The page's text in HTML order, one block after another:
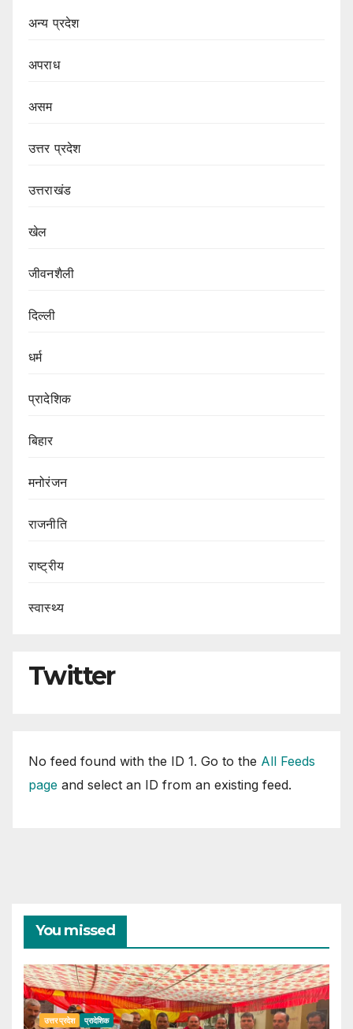
अन्य प्रदेश
अपराध
असम
उत्तर प्रदेश
उत्तराखंड
खेल
जीवनशैली
दिल्ली
धर्म
प्रादेशिक
बिहार
मनोरंजन
राजनीति
राष्ट्रीय
स्वास्थ्य
Twitter
No feed found with the ID 1. Go to the All Feeds
page and select an ID from an existing feed.
You missed
उत्तर प्रदेश प्रादेशिक